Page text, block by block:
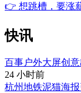
👉 想跳槽，要涨
快讯
百事户外大屏创意
24 小时前
杭州地铁泥猫海